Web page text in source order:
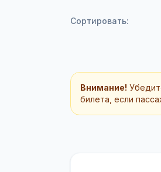
Сортировать:
Внимание!
билета, если